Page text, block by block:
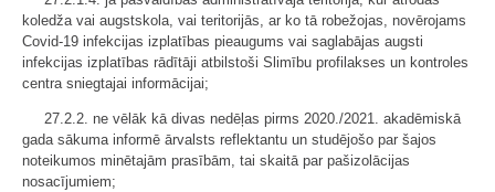
koledža vai augstskola, vai teritorijās, ar ko tā robežojas, novērojams
Covid-19 infekcijas izplatības pieaugums vai saglabājas augsti
infekcijas izplatības rādītāji atbilstoši Slimību profilakses un kontroles
centra sniegtajai informācijai;
27.2.2. ne vēlāk kā divas nedēļas pirms 2020./2021. akadēmiskā
gada sākuma informē ārvalsts reflektantu un studējošo par šajos
noteikumos minētajām prasībām, tai skaitā par pašizolācijas
nosacījumiem;